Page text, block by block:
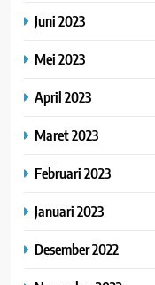
Juni 2023
Mei 2023
April 2023
Maret 2023
Februari 2023
Januari 2023
Desember 2022